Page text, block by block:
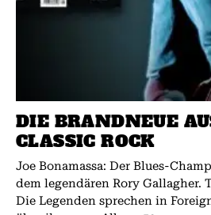
DIE BRANDNEUE
CLASSIC ROCK
Joe Bonamassa: Der Blues-
dem legendären Rory Gallagher. The Rolling Stones:
Die Legenden sprechen in